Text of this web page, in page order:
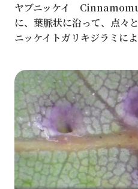
ヤブニッケイ
に、葉脈状に沿って、点々
ニッケイトガリキジラミによ